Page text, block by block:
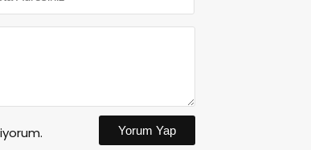
Yorum Yap